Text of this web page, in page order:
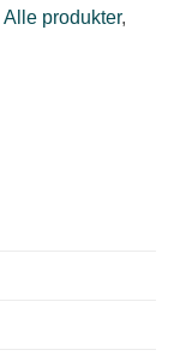
Alle produkter,